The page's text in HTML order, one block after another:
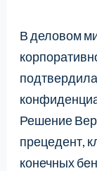
В деловом
Решение
прецедент,
конечных